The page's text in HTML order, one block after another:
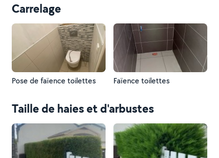
Carrelage
Pose de faïence toilettes Faïence toilettes
Taille de haies et d'arbustes